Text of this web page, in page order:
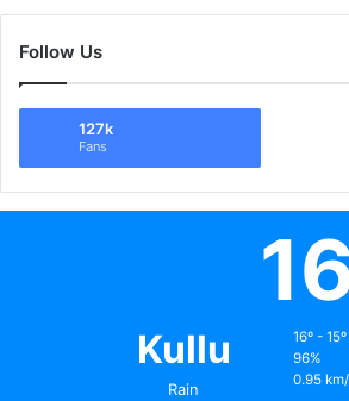
Follow Us
127k
Fans
Kullu
Rain
16º - 15º
96%
0.95